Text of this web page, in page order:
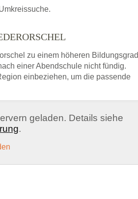
zu einem höheren Bildungsgrad
einer Abendschule nicht fündig.
einbeziehen, um die passende
geladen. Details siehe
.